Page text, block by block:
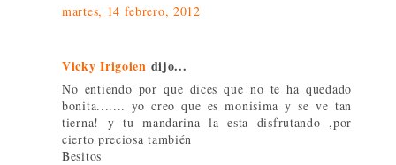
martes, 14 febrero, 2012
Vicky Irigoien dijo...
No entiendo por que dices que no te ha quedado
bonita....... yo creo que es monisima y se ve tan
tierna! y tu mandarina la esta disfrutando ,por
cierto preciosa también
Besitos